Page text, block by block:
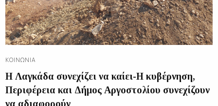
ΚΟΙΝΩΝΊΑ
Η Λαγκάδα συνεχίζει να καίει-Η κυβέρνηση,
Περιφέρεια και Δήμος Αργοστολίου συνεχίζουν
να αδιαφορούν